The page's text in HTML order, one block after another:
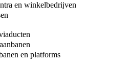
en winkelbedrijven
en platforms